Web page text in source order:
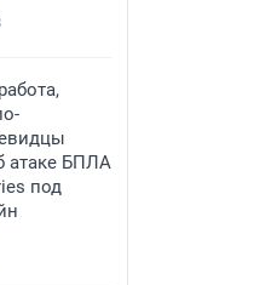
атаке БПЛА
под